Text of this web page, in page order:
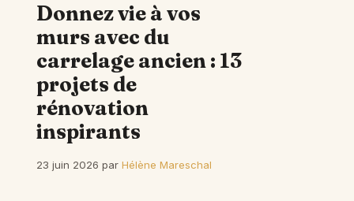
Donnez vie à vos
murs avec du
carrelage ancien : 13
projets de
rénovation
inspirants
23 juin 2026 par Hélène Mareschal